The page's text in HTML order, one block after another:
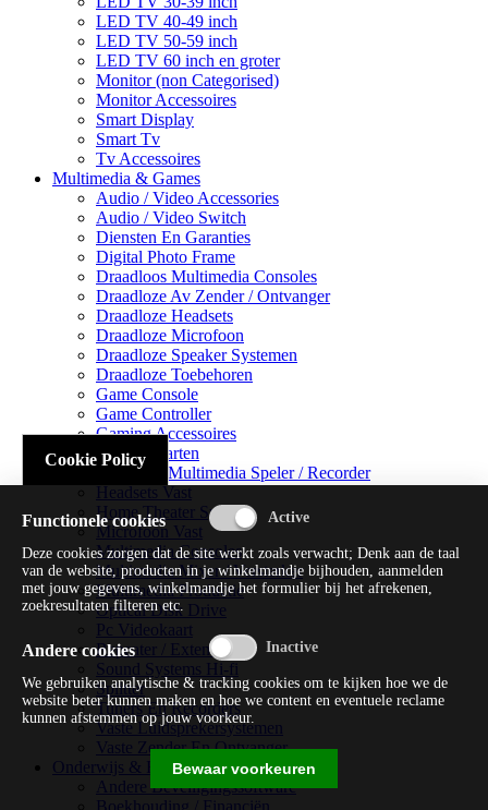
LED TV 40-49 inch
LED TV 50-59 inch
LED TV 60 inch en groter
Monitor (non Categorised)
Monitor Accessoires
Smart Display
Smart Tv
Tv Accessoires
Multimedia & Games
Audio / Video Accessories
Audio / Video Switch
Diensten En Garanties
Digital Photo Frame
Draadloos Multimedia Consoles
Draadloze Av Zender / Ontvanger
Draadloze Headsets
Draadloze Microfoon
Draadloze Speaker Systemen
Draadloze Toebehoren
Game Console
Game Controller
Gaming Accessoires
Geluidskaarten
Handheld Multimedia Speler / Recorder
Headsets Vast
Home Theater Systems
Microfoon Vast
Multimedia Consoles
Multimedia Mixer / Versterker
Multimedia Productie
Optical Disk Drive
Pc Videokaart
Repeater / Extender
Sound Systems Hi-fi
Splitter
Tuners En Recorders
Vaste Luidsprekersystemen
Vaste Zender En Ontvanger
Onderwijs & Recreatie
Andere Beveiligingssoftware
Cookie Policy
Functionele cookies
Deze cookies zorgen dat de site werkt zoals verwacht; Denk aan de taal
van de website, producten in je winkelmandje bijhouden, aanmelden
met jouw gegevens, winkelmandje het formulier bij het afrekenen,
zoekresultaten filteren etc.
Andere cookies
We gebruiken analytische & tracking cookies om te kijken hoe we de
website beter kunnen maken en hoe we content en eventuele reclame
kunnen afstemmen op jouw voorkeur.
Bewaar voorkeuren